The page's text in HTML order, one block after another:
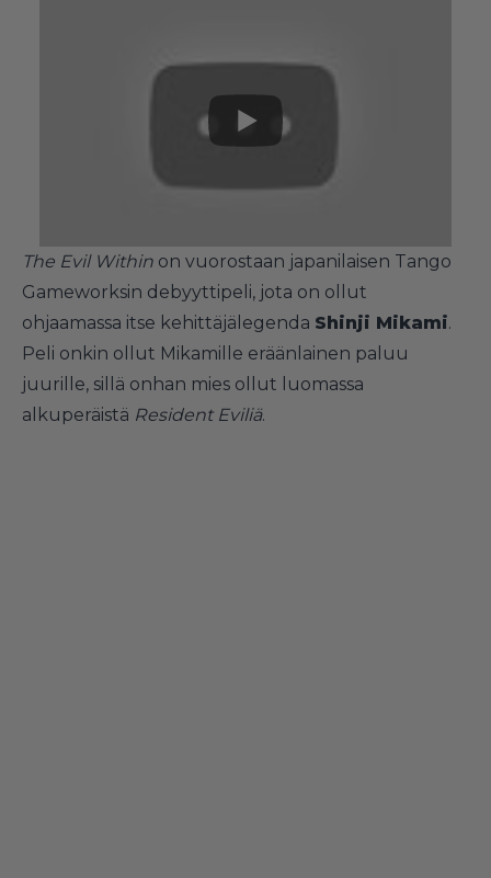
The Evil Within on vuorostaan japanilaisen Tango
Gameworksin debyyttipeli, jota on ollut
ohjaamassa itse kehittäjälegenda Shinji Mikami.
Peli onkin ollut Mikamille eräänlainen paluu
juurille, sillä onhan mies ollut luomassa
alkuperäistä Resident Eviliä.